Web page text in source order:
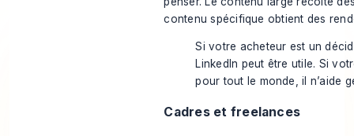
contenu spécifique obtient des
Si votre acheteur est un
LinkedIn peut être utile. Si
pour tout le monde, il n’aide
Cadres et freelances